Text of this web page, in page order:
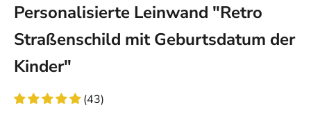
Personalisierte Leinwand "Retro
Straßenschild mit Geburtsdatum der
Kinder"
(43)